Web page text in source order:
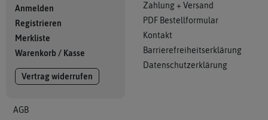
Anmelden
Registrieren
Merkliste
Warenkorb/ Kasse
Vertrag widerrufen
AGB
Zahlung + Versand
PDF Bestellformular
Kontakt
Barrierefreiheitserklärung
Datenschutzerklärung